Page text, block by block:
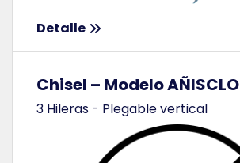
Detalle
Chisel – Modelo AÑISCLO
3 Hileras - Plegable vertical